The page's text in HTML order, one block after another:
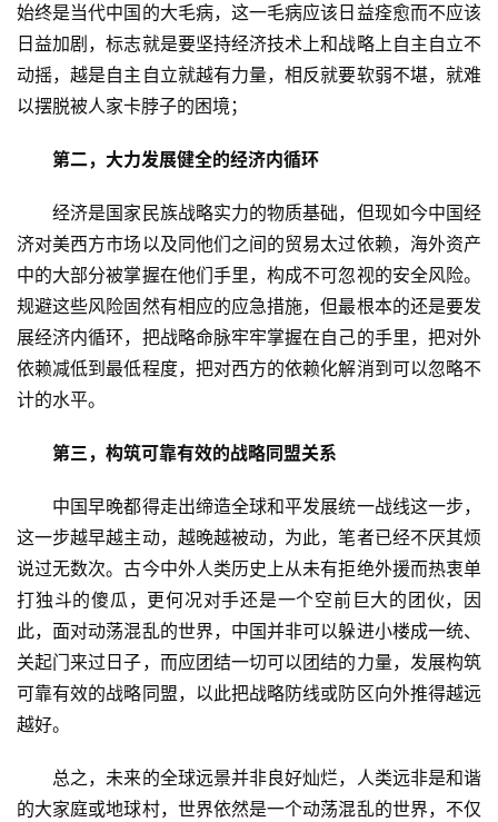
始终是当代中国的大毛病，这一毛病应该日益痊愈而不应该
日益加剧，标志就是要坚持经济技术上和战略上自主自立不
动摇，越是自主自立就越有力量，相反就要软弱不堪，就难
以摆脱被人家卡脖子的困境；
第二，大力发展健全的经济内循环
经济是国家民族战略实力的物质基础，但现如今中国经
济对美西方市场以及同他们之间的贸易太过依赖，海外资产
中的大部分被掌握在他们手里，构成不可忽视的安全风险。
规避这些风险固然有相应的应急措施，但最根本的还是要发
展经济内循环，把战略命脉牢牢掌握在自己的手里，把对外
依赖减低到最低程度，把对西方的依赖化解消到可以忽略不
计的水平。
第三，构筑可靠有效的战略同盟关系
中国早晚都得走出缔造全球和平发展统一战线这一步，
这一步越早越主动，越晚越被动，为此，笔者已经不厌其烦
说过无数次。古今中外人类历史上从未有拒绝外援而热衷单
打独斗的傻瓜，更何况对手还是一个空前巨大的团伙，因
此，面对动荡混乱的世界，中国并非可以躲进小楼成一统、
关起门来过日子，而应团结一切可以团结的力量，发展构筑
可靠有效的战略同盟，以此把战略防线或防区向外推得越远
越好。
总之，未来的全球远景并非良好灿烂，人类远非是和谐
的大家庭或地球村，世界依然是一个动荡混乱的世界，不仅